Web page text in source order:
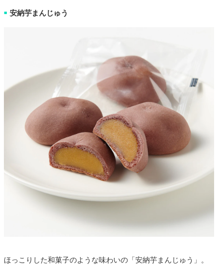
■ 安納芋まんじゅう
ほっこりした和菓子のような味わいの「安納芋まんじゅう」。